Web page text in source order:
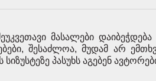
მასალები
შესაძლოა, მუდამ არ
სიზუსტეზე პასუხს აგებენ